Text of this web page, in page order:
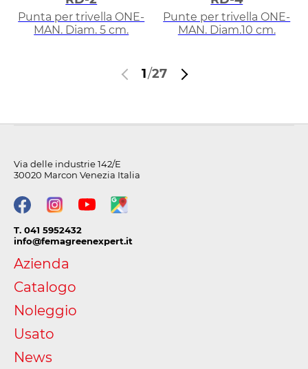
Punta per trivella ONE-
MAN. Diam. 5 cm.
Punte per trivella ONE-
MAN. Diam.10 cm.
1/27
Via delle industrie 142/E
30020 Marcon Venezia Italia
T. 041 5952432
info@femagreenexpert.it
Azienda
Catalogo
Noleggio
Usato
News